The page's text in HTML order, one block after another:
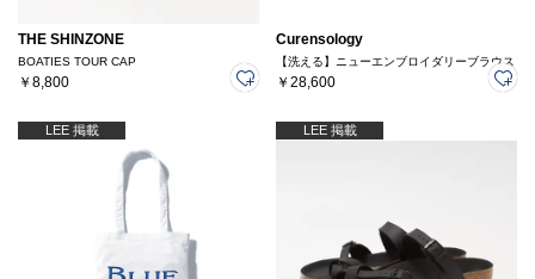
THE SHINZONE
BOATIES TOUR CAP
￥8,800
Curensology
【洗える】ニューエンブロイダリーブラウス
￥28,600
LEE 掲載 LEE 掲載